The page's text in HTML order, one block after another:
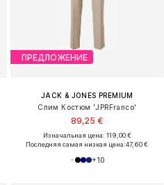
ПРЕДЛОЖЕНИЕ
JACK & JONES PREMIUM
Слим Костюм 'JPRFranco'
89,25 €
Изначальная цена: 119,00 €
Последняя самая низкая цена:47,60 €
+10